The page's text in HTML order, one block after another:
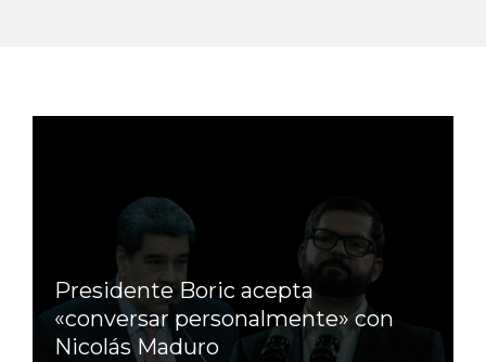
Presidente Boric acepta
«conversar personalmente» con
Nicolás Maduro